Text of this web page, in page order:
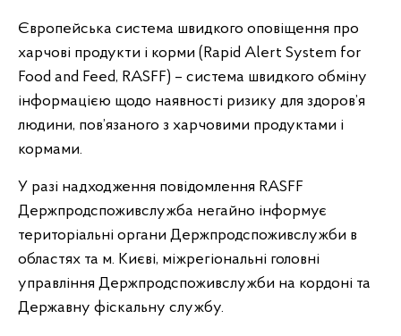
Європейська система швидкого оповіщення про
харчові продукти і корми (Rapid Alert System for
Food and Feed, RASFF) – система швидкого обміну
інформацією щодо наявності ризику для здоров’я
людини, пов’язаного з харчовими продуктами і
кормами.
У разі надходження повідомлення RASFF
Держпродспоживслужба негайно інформує
територіальні органи Держпродспоживслужби в
областях та м. Києві, міжрегіональні головні
управління Держпродспоживслужби на кордоні та
Державну фіскальну службу.